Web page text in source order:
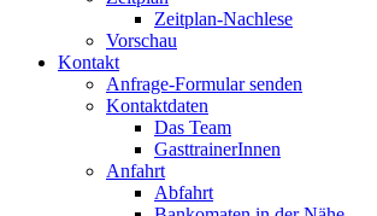
Zeitplan-Nachlese
Vorschau
Kontakt
Anfrage-Formular senden
Kontaktdaten
Das Team
GasttrainerInnen
Anfahrt
Abfahrt